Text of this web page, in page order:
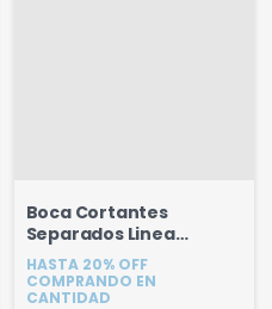
Boca Cortantes
Separados Linea
Fondant 12 cm
HASTA 20% OFF
COMPRANDO EN
CANTIDAD